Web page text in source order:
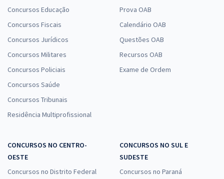
Concursos Educação
Concursos Fiscais
Concursos Jurídicos
Concursos Militares
Concursos Policiais
Concursos Saúde
Concursos Tribunais
Residência Multiprofissional
Prova OAB
Calendário OAB
Questões OAB
Recursos OAB
Exame de Ordem
CONCURSOS NO CENTRO-
OESTE
Concursos no Distrito Federal
CONCURSOS NO SUL E
SUDESTE
Concursos no Paraná